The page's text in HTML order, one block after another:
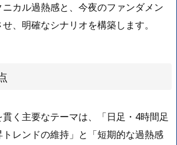
カル過熱感と、今夜のファンダメン
、明確なシナリオを構築します。
く主要なテーマは、「日足・4時間足
レンドの維持」と「短期的な過熱感